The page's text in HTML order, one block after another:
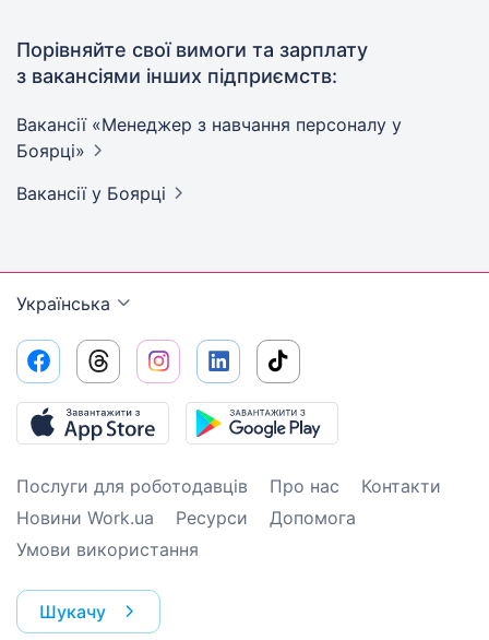
Порівняйте свої вимоги та зарплату
з вакансіями інших підприємств:
Вакансії «Менеджер з навчання персоналу у
Боярці»
Вакансії у Боярці
Українська
Послуги для роботодавців Про нас
Контакти
Новини Work.ua
Ресурси
Допомога
Умови використання
Шукачу